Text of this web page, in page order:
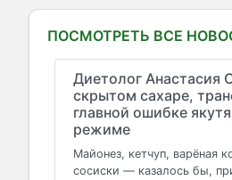
ПОСМОТРЕТЬ ВСЕ
Диетолог Анастасия
скрытом сахаре,
главной ошибке
режиме
Майонез, кетчуп, варёная
сосиски — казалось бы,